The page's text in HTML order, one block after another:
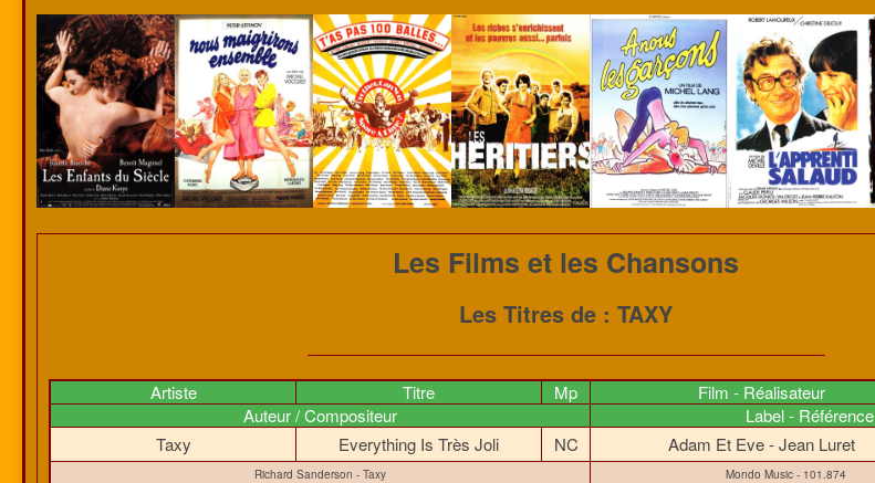
Les Films et les Chansons
Les Titres de : TAXY
Artiste Titre Mp Film - Réalisateur
Auteur / Compositeur
Label - Référence
Taxy
Everything Is Très Joli NC Adam Et Eve - Jean Luret
Richard Sanderson - Taxy Mondo Music - 101.874